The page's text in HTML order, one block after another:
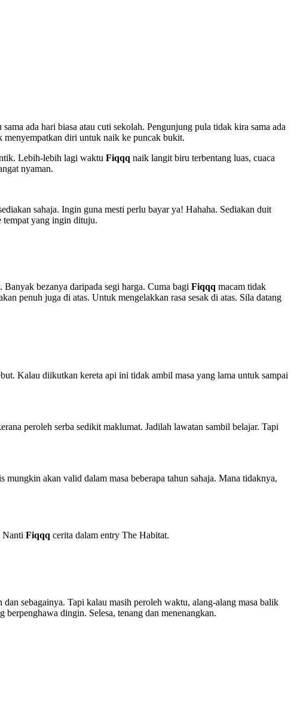
ada hari biasa atau cuti sekolah. Pengunjung pula tidak kira sama ada
menyempatkan diri untuk naik ke puncak bukit.
Lebih-lebih lagi waktu Fiqqq naik langit biru terbentang luas, cuaca
nyaman.
sahaja. Ingin guna mesti perlu bayar ya! Hahaha. Sediakan duit
tempat yang ingin dituju.
bezanya daripada segi harga. Cuma bagi Fiqqq macam tidak
penuh juga di atas. Untuk mengelakkan rasa sesak di atas. Sila datang
Kalau diikutkan kereta api ini tidak ambil masa yang lama untuk sampai
peroleh serba sedikit maklumat. Jadilah lawatan sambil belajar. Tapi
mungkin akan valid dalam masa beberapa tahun sahaja. Mana tidaknya,
Nanti Fiqqq cerita dalam entry The Habitat.
sebagainya. Tapi kalau masih peroleh waktu, alang-alang masa balik
berpenghawa dingin. Selesa, tenang dan menenangkan.